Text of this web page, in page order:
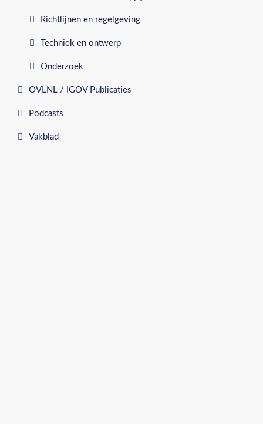
Richtlijnen en regelgeving
Techniek en ontwerp
Onderzoek
OVLNL / IGOV Publicaties
Podcasts
Vakblad